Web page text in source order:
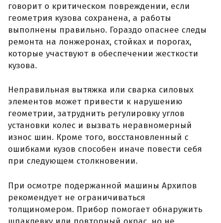
говорит о критическом повреждении, если
геометрия кузова сохранена, а работы
выполнены правильно. Гораздо опаснее следы
ремонта на лонжеронах, стойках и порогах,
которые участвуют в обеспечении жесткости
кузова.
Неправильная вытяжка или сварка силовых
элементов может привести к нарушению
геометрии, затруднить регулировку углов
установки колес и вызвать неравномерный
износ шин. Кроме того, восстановленный с
ошибками кузов способен иначе повести себя
при следующем столкновении.
При осмотре подержанной машины Архипов
рекомендует не ограничиваться
толщиномером. Прибор помогает обнаружить